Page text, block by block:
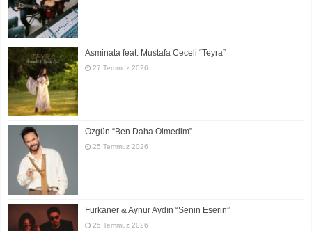
Asminata feat. Mustafa Ceceli “Teyra”
27 Temmuz 2026
Özgün “Ben Daha Ölmedim”
25 Temmuz 2026
Furkaner & Aynur Aydın “Senin Eserin”
25 Temmuz 2026